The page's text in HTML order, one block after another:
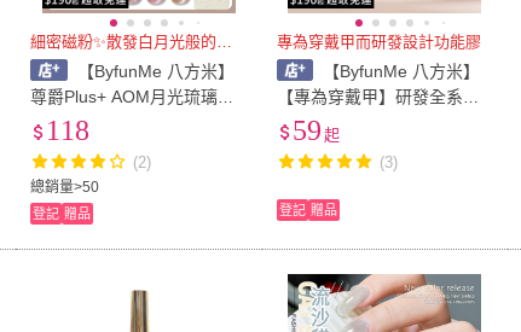
細密磁粉✨散發白月光般的光芒
【ByfunMe 八方米】
尊爵Plus+ AOM月光琉璃珠
貓眼膠 甲油膠 美甲凝膠光撩
l
總銷量>50
118
(2)
登記 贈品
專為穿戴甲而研發設計功能膠
【ByfunMe 八方米】
【專為穿戴甲】研發全系列
功能膠 上層 光撩膠甲油膠
美甲材料NailsMall
59 起
(3)
登記 贈品